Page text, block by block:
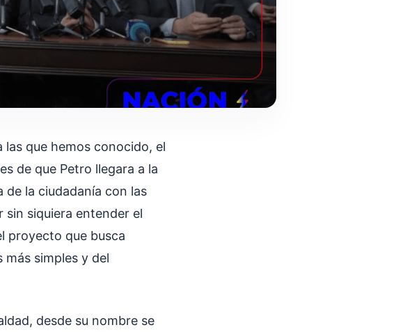
que hemos conocido, el
de que Petro llegara a la
de la ciudadanía con las
sin siquiera entender el
proyecto que busca
más simples y del
desde su nombre se